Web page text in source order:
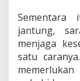
jantung,
menjaga
satu